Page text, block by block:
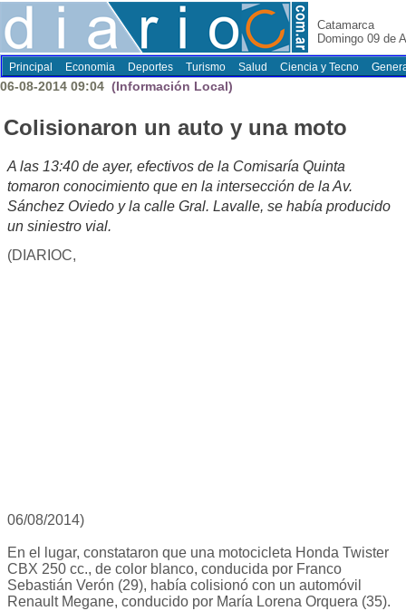
Catamarca
Domingo 09 de
Principal Economia Deportes Turismo Salud Ciencia y Tecno
06-08-2014 09:04 (Información Local)
Colisionaron un auto y una moto
A las 13:40 de ayer, efectivos de la Comisaría Quinta
tomaron conocimiento que en la intersección de la Av.
Sánchez Oviedo y la calle Gral. Lavalle, se había producido
un siniestro vial.
(DIARIOC,
06/08/2014)
En el lugar, constataron que una motocicleta Honda Twister
CBX 250 cc., de color blanco, conducida por Franco
Sebastián Verón (29), había colisionó con un automóvil
Renault Megane, conducido por María Lorena Orquera (35).